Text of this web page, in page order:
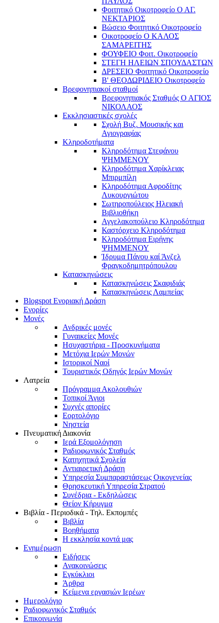
Φοιτητικό Οικοτροφείο Ο ΑΓ.
ΝΕΚΤΑΡΙΟΣ
Βώσειο Φοιτητικό Οικοτροφείο
Οικοτροφείο Ο ΚΑΛΟΣ
ΣΑΜΑΡΕΙΤΗΣ
ΦΟΥΦΕΙΟ Φοιτ. Οικοτροφείο
ΣΤΕΓΗ ΗΛΕΙΩΝ ΣΠΟΥΔΑΣΤΩΝ
ΔΡΕΣΕΙΟ Φοιτητικό Οικοτροφείο
Β' ΘΕΟΔΩΡΙΔΕΙΟ Οικοτροφείο
Βρεφονηπιακοί σταθμοί
Βρεφονηπιακός Σταθμός Ο ΑΓΙΟΣ
ΝΙΚΟΛΑΟΣ
Εκκλησιαστικές σχολές
Σχολή Βυζ. Μουσικής και
Αγιογραφίας
Κληροδοτήματα
Κληροδότημα Στεφάνου
ΨΗΜΜΕΝΟΥ
Κληροδότημα Χαρίκλειας
Μπιρμπίλη
Κληροδότημα Αφροδίτης
Λυκουργιώτου
Σωτηροπούλειος Ηλειακή
Βιβλιοθήκη
Αγγελακοπούλειο Κληροδότημα
Καστόρχειο Κληροδότημα
Κληροδότημα Ειρήνης
ΨΗΜΜΕΝΟΥ
Ίδρυμα Πάνου καί Άνζελ
Φραγκοδημητρόπουλου
Κατασκηνώσεις
Κατασκηνώσεις Σκαφιδιάς
Κατασκηνώσεις Λαμπείας
Blogspot Ενοριακή Δράση
Ενορίες
Μονές
Ανδρικές μονές
Γυναικείες Μονές
Ησυχαστήρια - Προσκυνήματα
Μετόχια Ιερών Μονών
Ιστορικοί Ναοί
Τουριστικός Οδηγός Ιερών Μονών
Λατρεία
Πρόγραμμα Ακολουθιών
Τοπικοί Άγιοι
Συχνές απορίες
Εορτολόγιο
Νηστεία
Πνευματική Διακονία
Ιερά Εξομολόγηση
Ραδιοφωνικός Σταθμός
Κατηχητικά Σχολεία
Αντιαιρετική Δράση
Υπηρεσία Συμπαραστάσεως Οικογενείας
Θρησκευτική Υπηρεσία Στρατού
Συνέδρια - Εκδηλώσεις
Θείον Κήρυγμα
Βιβλία - Περιοδικά - Τηλ. Εκπομπές
Βιβλία
Βοηθήματα
Η εκκλησία κοντά μας
Ενημέρωση
Ειδήσεις
Ανακοινώσεις
Εγκύκλιοι
Άρθρα
Κείμενα εργασιών Ιερέων
Ημερολόγιο
Ραδιοφωνικός Σταθμός
Επικοινωνία